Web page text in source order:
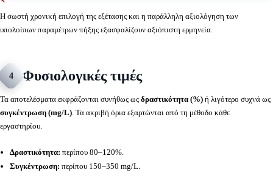
Η σωστή χρονική επιλογή της εξέτασης και η παράλληλη αξιολόγηση των
υπολοίπων παραμέτρων πήξης εξασφαλίζουν αξιόπιστη ερμηνεία.
4 Φυσιολογικές τιμές
Τα αποτελέσματα εκφράζονται συνήθως ως δραστικότητα (%) ή λιγότερο συχνά ως
συγκέντρωση (mg/L). Τα ακριβή όρια εξαρτώνται από τη μέθοδο κάθε
εργαστηρίου.
Δραστικότητα: περίπου 80–120%.
Συγκέντρωση: περίπου 150–350 mg/L.